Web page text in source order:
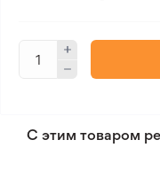
С этим товаром